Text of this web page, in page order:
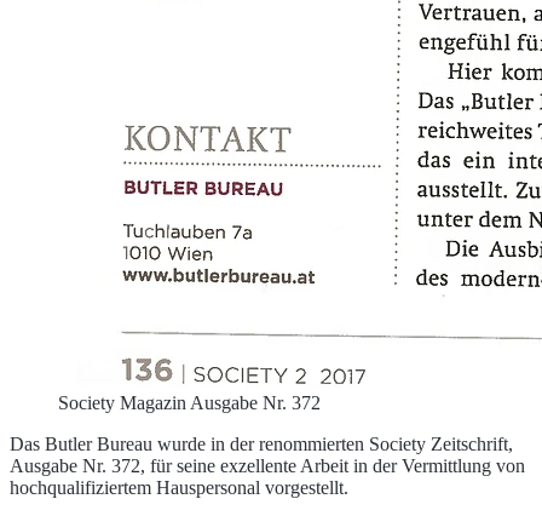
Society Magazin Ausgabe Nr. 372
Das Butler Bureau wurde in der renommierten Society Zeitschrift,
Ausgabe Nr. 372, für seine exzellente Arbeit in der Vermittlung von
hochqualifiziertem Hauspersonal vorgestellt.